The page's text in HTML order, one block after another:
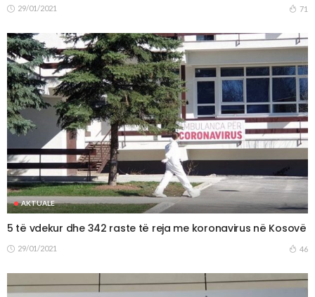
29/01/2021 71
AKTUALE
5 të vdekur dhe 342 raste të reja me koronavirus në Kosovë
29/01/2021 46